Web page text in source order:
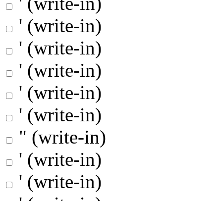
' (write-in)
' (write-in)
' (write-in)
' (write-in)
' (write-in)
" (write-in)
' (write-in)
' (write-in)